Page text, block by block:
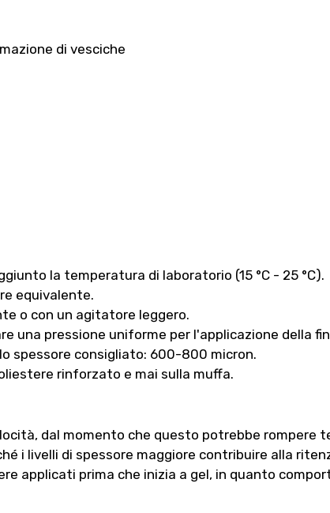
di vesciche
la temperatura di laboratorio (15 °C - 25 °C).
equivalente.
o con un agitatore leggero.
una pressione uniforme per l'applicazione della
spessore consigliato: 600-800 micron.
rinforzato e mai sulla muffa.
dal momento che questo potrebbe rompere
i livelli di spessore maggiore contribuire alla
applicati prima che inizia a gel, in quanto